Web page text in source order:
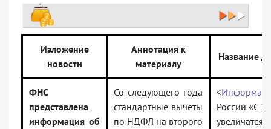
Изложение
новости
Аннотация к
материалу
Название
ФНС
представлена
информация об
Со следующего года
стандартные вычеты
по НДФЛ на второго
<
России «С
увеличатся